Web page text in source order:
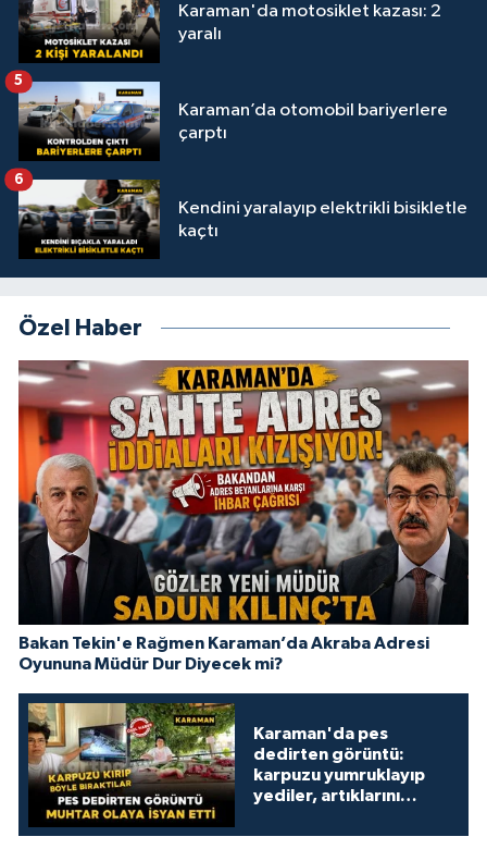
Karaman'da motosiklet kazası: 2
yaralı
Karaman’da otomobil bariyerlere
çarptı
5
Kendini yaralayıp elektrikli bisikletle
kaçtı
6
Özel Haber
Bakan Tekin'e Rağmen Karaman’da Akraba Adresi
Oyununa Müdür Dur Diyecek mi?
Karaman'da pes
dedirten görüntü:
karpuzu yumruklayıp
yediler, artıklarını